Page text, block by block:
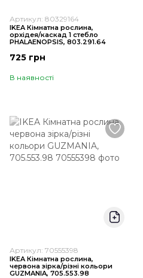
Артикул: 80329164
IKEA Кімнатна рослина,
орхідея/каскад 1 стебло
PHALAENOPSIS, 803.291.64
725 грн
В наявності
Артикул: 70555398
IKEA Кімнатна рослина,
червона зірка/різні кольори
GUZMANIA, 705.553.98